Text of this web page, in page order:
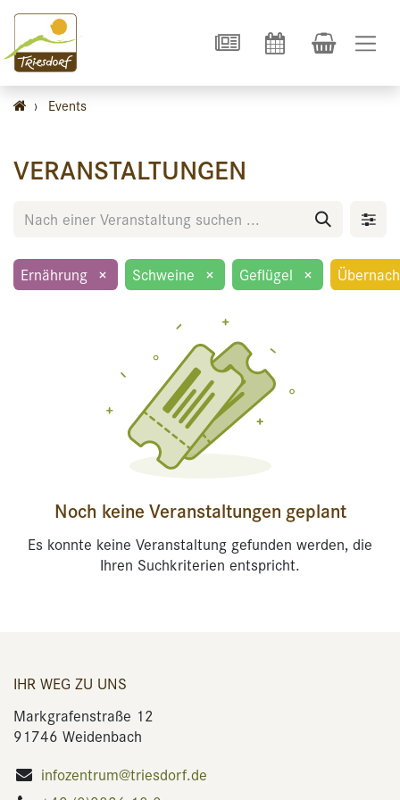
› Events
VERANSTALTUNGEN
Ernährung × Schweine × Geflügel ×
Noch keine Veranstaltungen geplant
Es konnte keine Veranstaltung gefunden werden, die
Ihren Suchkriterien entspricht.
IHR WEG ZU UNS
Markgrafenstraße 12
91746 Weidenbach
infozentrum@triesdorf.de